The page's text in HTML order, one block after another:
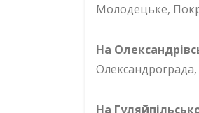
Молодецьке,
На
На